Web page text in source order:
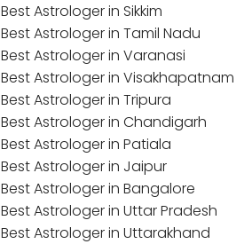
Best Astrologer in Sikkim
Best Astrologer in Tamil Nadu
Best Astrologer in Varanasi
Best Astrologer in Visakhapatnam
Best Astrologer in Tripura
Best Astrologer in Chandigarh
Best Astrologer in Patiala
Best Astrologer in Jaipur
Best Astrologer in Bangalore
Best Astrologer in Uttar Pradesh
Best Astrologer in Uttarakhand